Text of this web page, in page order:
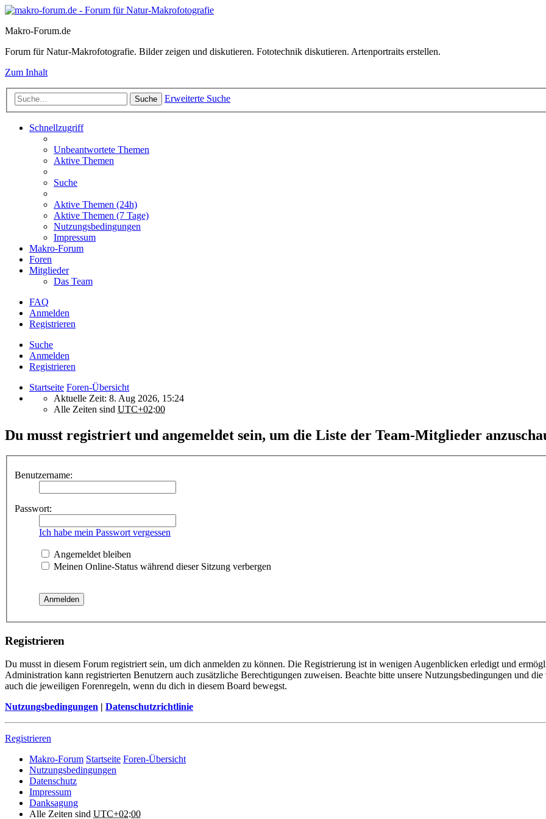
Makro-Forum.de
Forum für Natur-Makrofotografie. Bilder zeigen und diskutieren. Fototechnik diskutieren. Artenportraits erstellen.
Zum Inhalt
Suche Erweiterte Suche
Schnellzugriff
Unbeantwortete Themen
Aktive Themen
Suche
Aktive Themen (24h)
Aktive Themen (7 Tage)
Nutzungsbedingungen
Impressum
Makro-Forum
Foren
Mitglieder
Das Team
FAQ
Anmelden
Registrieren
Suche
Anmelden
Registrieren
Startseite Foren-Übersicht
Aktuelle Zeit: 8. Aug 2026, 15:24
Alle Zeiten sind UTC+02:00
Du musst registriert und angemeldet sein, um die Liste der Team-Mitglieder
Benutzername:
Passwort:
Ich habe mein Passwort vergessen
Angemeldet bleiben
Meinen Online-Status während dieser Sitzung verbergen
Registrieren
Du musst in diesem Forum registriert sein, um dich anmelden zu können. Die Registrierung ist in wenigen Augenblicken erledigt und
Administration kann registrierten Benutzern auch zusätzliche Berechtigungen zuweisen. Beachte bitte unsere Nutzungsbedingungen und
auch die jeweiligen Forenregeln, wenn du dich in diesem Board bewegst.
Nutzungsbedingungen | Datenschutzrichtlinie
Registrieren
Makro-Forum Startseite Foren-Übersicht
Nutzungsbedingungen
Datenschutz
Impressum
Danksagung
Alle Zeiten sind UTC+02:00